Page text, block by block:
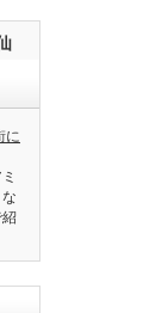
に
紹